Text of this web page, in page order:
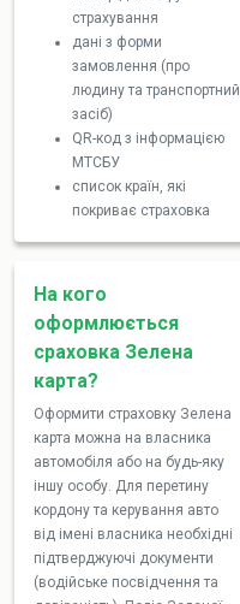
страхування
дані з форми
замовлення (про
людину та транспортний
засіб)
QR-код з інформацією
МТСБУ
список країн, які
покриває страховка
На кого
оформлюється
сраховка Зелена
карта?
Оформити страховку Зелена
карта можна на власника
автомобіля або на будь-яку
іншу особу. Для перетину
кордону та керування авто
від імені власника необхідні
підтверджуючі документи
(водійське посвідчення та